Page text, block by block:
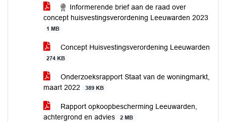
Informerende brief aan de raad over
concept huisvestingsverordening Leeuwarden 2023
1 MB
Concept Huisvestingsverordening Leeuwarden
274 KB
Onderzoeksrapport Staat van de woningmarkt,
maart 2022
389 KB
Rapport opkoopbescherming Leeuwarden,
achtergrond en advies
2 MB